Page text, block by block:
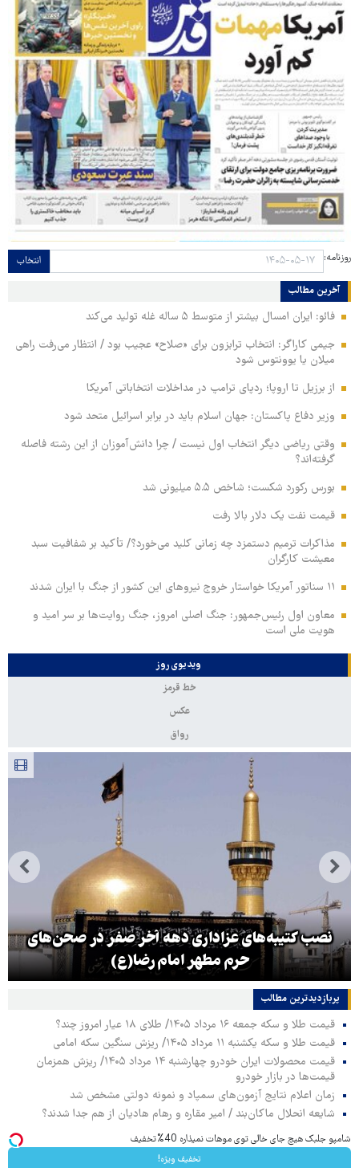
روزنامه: انتخاب
آخرین مطالب
فائو: ایران امسال بیشتر از متوسط ۵ ساله غله تولید می‌کند
جیمی کاراگر: انتخاب ترابزون برای «صلاح» عجیب بود / انتظار می‌رفت راهی
میلان یا یوونتوس شود
از برزیل تا اروپا؛ ردپای ترامپ در مداخلات انتخاباتی آمریکا
وزیر دفاع پاکستان: جهان اسلام باید در برابر اسرائیل متحد شود
وقتی ریاضی دیگر انتخاب اول نیست / چرا دانش‌آموزان از این رشته فاصله
گرفته‌اند؟
بورس رکورد شکست؛ شاخص ۵.۵ میلیونی شد
قیمت نفت یک دلار بالا رفت
مذاکرات ترمیم دستمزد چه زمانی کلید می‌خورد؟/ تأکید بر شفافیت سبد
معیشت کارگران
۱۱ سناتور آمریکا خواستار خروج نیروهای این کشور از جنگ با ایران شدند
معاون اول رئیس‌جمهور: جنگ اصلی امروز، جنگ روایت‌ها بر سر امید و
هویت ملی است
ویدیوی روز
خط قرمز
عکس
رواق
نصب کتیبه‌های عزاداری دهه آخر صفر در صحن‌های
حرم مطهر امام رضا(ع)
پربازدیدترین‌ مطالب
قیمت طلا و سکه جمعه ۱۶ مرداد ۱۴۰۵/ طلای ۱۸ عیار امروز چند؟
قیمت طلا و سکه یکشنبه ۱۱ مرداد ۱۴۰۵/ ریزش سنگین سکه امامی
قیمت محصولات ایران خودرو چهارشنبه ۱۴ مرداد ۱۴۰۵/ ریزش همزمان
قیمت‌ها در بازار خودرو
زمان اعلام نتایج آزمون‌های سمپاد و نمونه دولتی مشخص شد
شایعه انحلال ماکان‌بند / امیر مقاره و رهام هادیان از هم جدا شدند؟
شامپو جلبک هیچ جای خالی توی موهات نمیذاره 40%تخفیف
تخفیف ویژه!